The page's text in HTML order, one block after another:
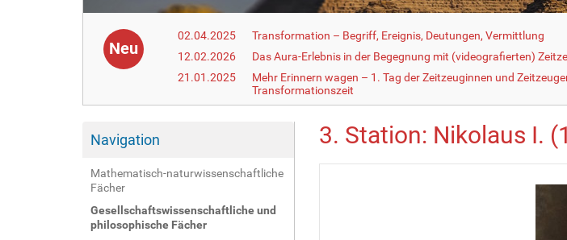
Neu
02.04.2025
Transformation – Begriff, Ereignis, Deutungen, Vermittlung
12.02.2026
Das Aura-Erlebnis in der Begegnung mit (videografierten)
21.01.2025
Mehr Erinnern wagen – 1. Tag der Zeitzeuginnen und
Transformationszeit
Navigation
Mathematisch-naturwissenschaftliche
Fächer
Gesellschaftswissenschaftliche und
philosophische Fächer
3. Station: Nikolaus I.